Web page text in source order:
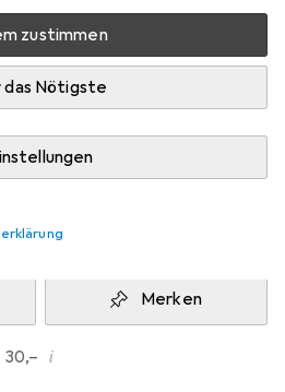
zustimmen
das Nötigste
Mo, 24.8. geliefert
schneller verfügbar
genaue Lieferzeit
den Warenkorb
Merken
30,– i